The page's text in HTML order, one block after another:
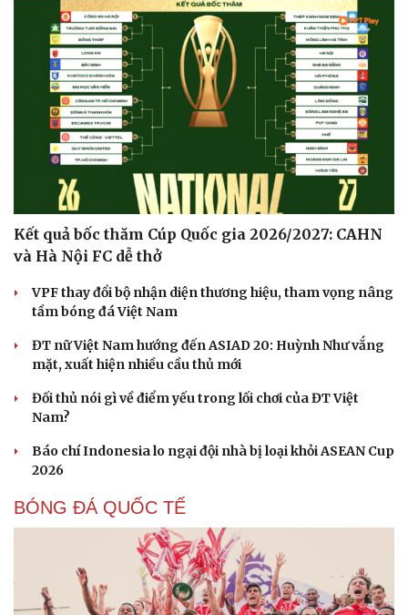
Cải chính
Kết quả bốc thăm Cúp Quốc gia 2026/2027: CAHN
và Hà Nội FC dễ thở
VPF thay đổi bộ nhận diện thương hiệu, tham vọng nâng
tầm bóng đá Việt Nam
ĐT nữ Việt Nam hướng đến ASIAD 20: Huỳnh Như vắng
mặt, xuất hiện nhiều cầu thủ mới
Đối thủ nói gì về điểm yếu trong lối chơi của ĐT Việt
Nam?
Báo chí Indonesia lo ngại đội nhà bị loại khỏi ASEAN Cup
2026
BÓNG ĐÁ QUỐC TẾ